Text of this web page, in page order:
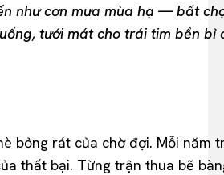
như cơn mưa mùa hạ — bất
tưới mát cho trái tim bền
rát của chờ đợi. Mỗi năm
thất bại. Từng trận thua bẽ